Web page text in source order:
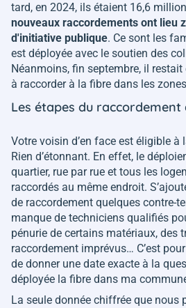
tard, en 2024, ils étaient 16,6
nouveaux raccordements ont lieu
d'initiative publique. Ce sont les
est déployée avec le soutien des
Néanmoins, fin septembre, il
à raccorder à la fibre dans les
Les étapes du
Votre voisin d’en face est éligible à
Rien d’étonnant. En effet, le
quartier, rue par rue et tous les
raccordés au même endroit.
de raccordement quelques contre-
manque de techniciens qualifiés
pénurie de certains matériaux, des
raccordement imprévus… C’est
de donner une date exacte à la
déployée la fibre dans ma
La seule donnée chiffrée que nous